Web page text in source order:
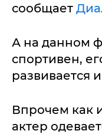
сообщает
А на данном
спортивен,
развивается
Впрочем как
актер